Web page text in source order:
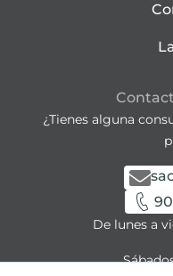
¿Tienes alguna
De lunes a